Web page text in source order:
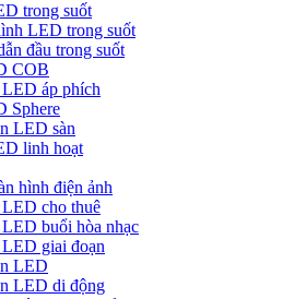
trong suốt
LED trong suốt
đầu trong suốt
COB
áp phích
Sphere
LED sàn
linh hoạt
hình điện ảnh
cho thuê
buổi hòa nhạc
giai đoạn
LED
LED di động